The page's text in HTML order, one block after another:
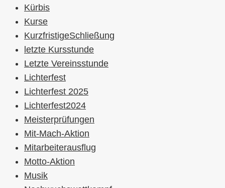
Kürbis
Kurse
KurzfristigeSchließung
letzte Kursstunde
Letzte Vereinsstunde
Lichterfest
Lichterfest 2025
Lichterfest2024
Meisterprüfungen
Mit-Mach-Aktion
Mitarbeiterausflug
Motto-Aktion
Musik